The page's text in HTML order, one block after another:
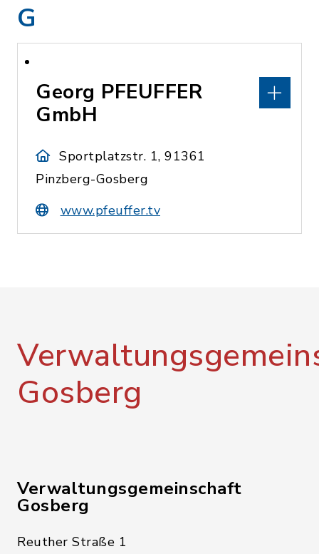
G
Georg PFEUFFER
GmbH
Sportplatzstr. 1, 91361
Pinzberg-Gosberg
www.pfeuffer.tv
Gosberg
Verwaltungsgemeinschaft
Gosberg
Reuther Straße 1